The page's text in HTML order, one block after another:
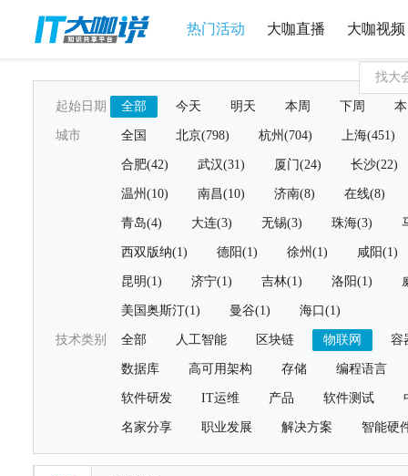
热门活动 大咖直播 大咖视频
起始日期 全部 今天 明天 本周 下周
城市 全国 北京(798) 杭州(704) 上海(451)
合肥(42) 武汉(31) 厦门(24) 长沙(22)
温州(10) 南昌(10) 济南(8) 在线(8)
青岛(4) 大连(3) 无锡(3) 珠海(3)
西双版纳(1) 德阳(1) 徐州(1) 咸阳(1)
昆明(1) 济宁(1) 吉林(1) 洛阳(1)
美国奥斯汀(1) 曼谷(1) 海口(1)
技术类别 全部 人工智能 区块链 物联网 容
数据库 高可用架构 存储 编程语言
软件研发 IT运维 产品 软件测试
名家分享 职业发展 解决方案 智能硬